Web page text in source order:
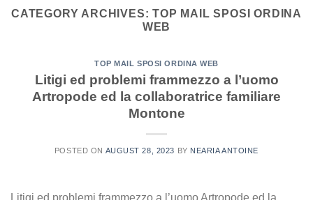
CATEGORY ARCHIVES:TOP MAIL SPOSI ORDINA
WEB
TOP MAIL SPOSI ORDINA WEB
Litigi ed problemi frammezzo a l’uomo
Artropode ed la collaboratrice familiare
Montone
POSTED ON AUGUST 28, 2023 BY NEARIA ANTOINE
Litigi ed problemi frammezzo a l’uomo Artropode ed la